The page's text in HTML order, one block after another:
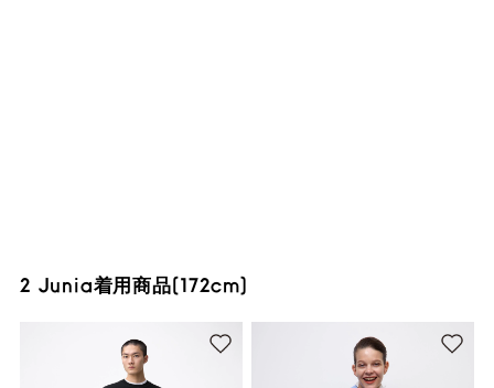
2 Junia着用商品(172cm)